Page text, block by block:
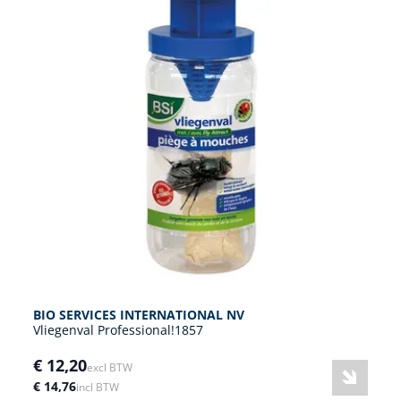
BIO SERVICES INTERNATIONAL NV
Vliegenval Professional!1857
€ 12,20excl BTW
€ 14,76incl BTW